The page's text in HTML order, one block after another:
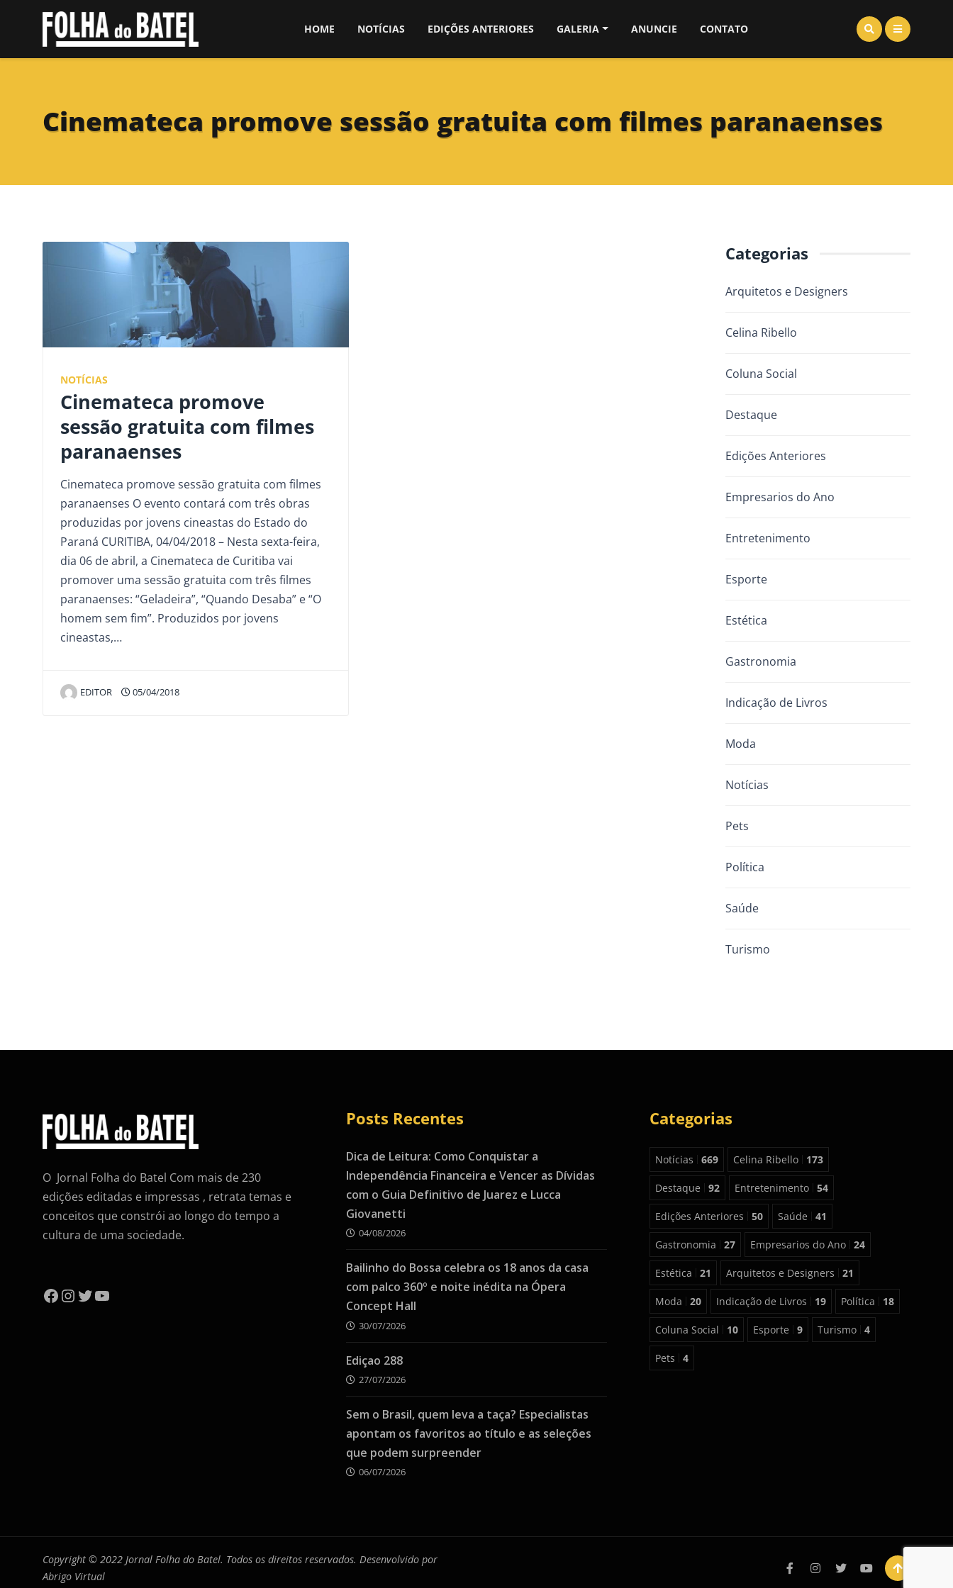
HOME NOTÍCIAS EDIÇÕES ANTERIORES GALERIA ANUNCIE CONTATO
Cinemateca promove sessão gratuita com filmes paranaenses
NOTÍCIAS
Cinemateca promove
sessão gratuita com filmes
paranaenses
Cinemateca promove sessão gratuita com filmes
paranaenses O evento contará com três obras
produzidas por jovens cineastas do Estado do
Paraná CURITIBA, 04/04/2018 – Nesta sexta-feira,
dia 06 de abril, a Cinemateca de Curitiba vai
promover uma sessão gratuita com três filmes
paranaenses: “Geladeira”, “Quando Desaba” e “O
homem sem fim”. Produzidos por jovens
cineastas,…
EDITOR 05/04/2018
Categorias
Arquitetos e Designers
Celina Ribello
Coluna Social
Destaque
Edições Anteriores
Empresarios do Ano
Entretenimento
Esporte
Estética
Gastronomia
Indicação de Livros
Moda
Notícias
Pets
Política
Saúde
Turismo
O Jornal Folha do Batel Com mais de 230
edições editadas e impressas , retrata temas e
conceitos que constrói ao longo do tempo a
cultura de uma sociedade.
Facebook
Instagram
Twitter
YouTube
Posts Recentes
Dica de Leitura: Como Conquistar a
Independência Financeira e Vencer as Dívidas
com o Guia Definitivo de Juarez e Lucca
Giovanetti
04/08/2026
Bailinho do Bossa celebra os 18 anos da casa
com palco 360º e noite inédita na Ópera
Concept Hall
30/07/2026
Ediçao 288
27/07/2026
Sem o Brasil, quem leva a taça? Especialistas
apontam os favoritos ao título e as seleções
que podem surpreender
06/07/2026
Categorias
Notícias 669 Celina Ribello 173
Destaque 92 Entretenimento 54
Edições Anteriores 50 Saúde 41
Gastronomia 27 Empresarios do Ano 24
Estética 21 Arquitetos e Designers 21
Moda 20 Indicação de Livros 19 Política 18
Coluna Social 10 Esporte 9 Turismo 4
Pets 4
Copyright © 2022 Jornal Folha do Batel. Todos os direitos reservados. Desenvolvido por
Abrigo Virtual